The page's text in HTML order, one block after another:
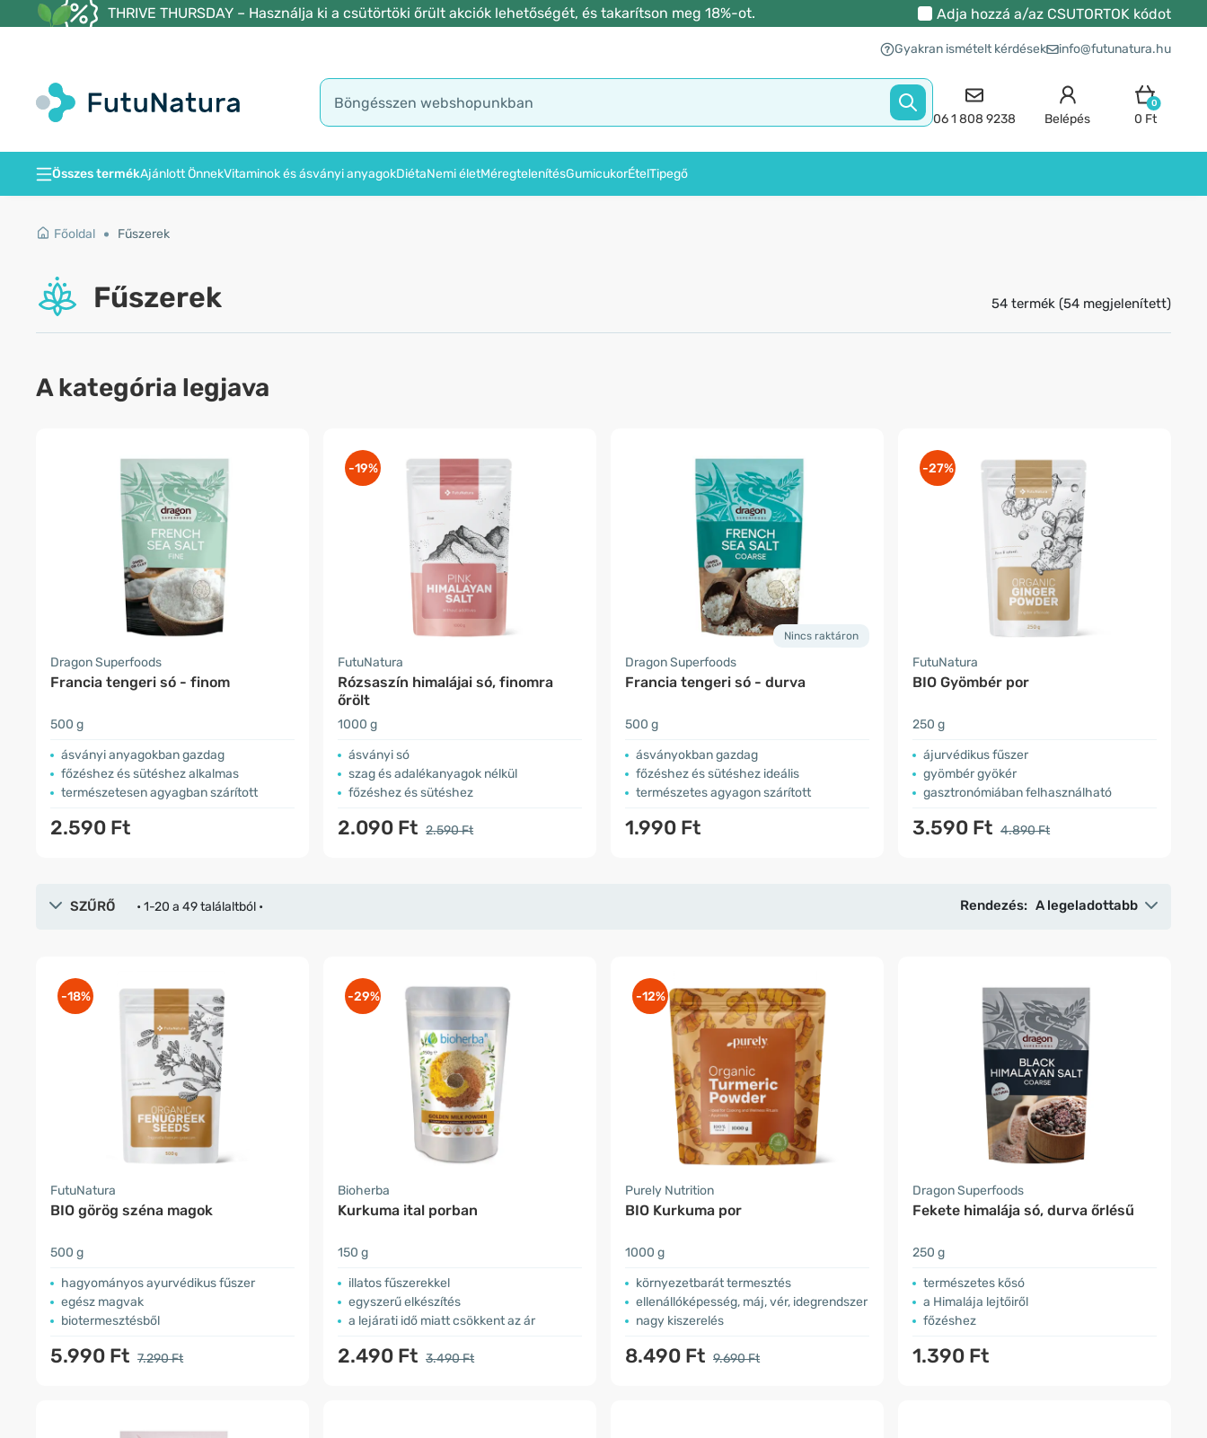
THRIVE THURSDAY – Használja ki a csütörtöki őrült akciók lehetőségét, és takarítson meg 18%-ot. Adja hozzá a/az CSUTORTOKkódot
Gyakran ismételt kérdések info@futunatura.hu
06 1 808 9238 Belépés
0
0 Ft
Összes termékAjánlott ÖnnekVitaminok és ásványi anyagokDiétaNemi életMéregtelenítésGumicukorÉtelTipegő
Főoldal Fűszerek
Fűszerek 54 termék (54 megjelenített)
A kategória legjava
Dragon Superfoods
Francia tengeri só - finom
500 g
ásványi anyagokban gazdag
főzéshez és sütéshez alkalmas
természetesen agyagban szárított
2.590 Ft
-19%
FutuNatura
Rózsaszín himalájai só, finomra
őrölt
1000 g
ásványi só
szag és adalékanyagok nélkül
főzéshez és sütéshez
2.090 Ft 2.590 Ft
Nincs raktáron
Dragon Superfoods
Francia tengeri só - durva
500 g
ásványokban gazdag
főzéshez és sütéshez ideális
természetes agyagon szárított
1.990 Ft
-27%
FutuNatura
BIO Gyömbér por
250 g
ájurvédikus fűszer
gyömbér gyökér
gasztronómiában felhasználható
3.590 Ft 4.890 Ft
SZŰRŐ • 1-20 a 49 találaltból • Rendezés: A legeladottabb
-18%
FutuNatura
BIO görög széna magok
500 g
hagyományos ayurvédikus fűszer
egész magvak
biotermesztésből
5.990 Ft 7.290 Ft
-29%
Bioherba
Kurkuma ital porban
150 g
illatos fűszerekkel
egyszerű elkészítés
a lejárati idő miatt csökkent az ár
2.490 Ft 3.490 Ft
-12%
Purely Nutrition
BIO Kurkuma por
1000 g
környezetbarát termesztés
ellenállóképesség, máj, vér, idegrendszer
nagy kiszerelés
8.490 Ft 9.690 Ft
Dragon Superfoods
Fekete himalája só, durva őrlésű
250 g
természetes kősó
a Himalája lejtőiről
főzéshez
1.390 Ft